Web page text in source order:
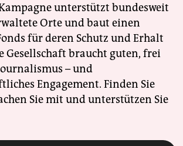
unterstützt bundesweit
Orte und baut einen
für deren Schutz und Erhalt
Gesellschaft braucht guten, frei
– und
Engagement. Finden Sie
Sie mit und unterstützen Sie